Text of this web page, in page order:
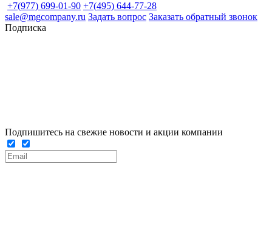
+7(977) 699-01-90 +7(495) 644-77-28
sale@mgcompany.ru Задать вопрос Заказать обратный звонок
Подписка
Подпишитесь на свежие новости и акции компании